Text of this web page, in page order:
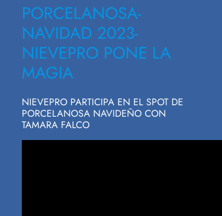
PORCELANOSA-
NAVIDAD 2023-
NIEVEPRO PONE LA
MAGIA
NIEVEPRO PARTICIPA EN EL SPOT DE
PORCELANOSA NAVIDEÑO CON
TAMARA FALCO